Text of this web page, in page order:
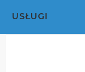
USŁUGI